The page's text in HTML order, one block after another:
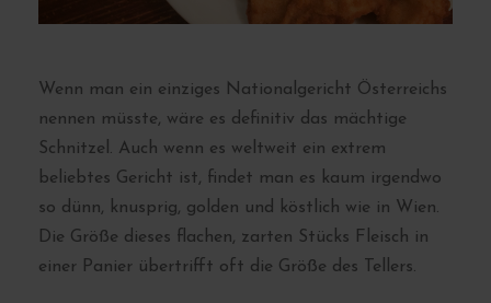
Wenn man ein einziges Nationalgericht Österreichs
nennen müsste, wäre es definitiv das mächtige
Schnitzel. Auch wenn es weltweit ein extrem
beliebtes Gericht ist, findet man es kaum irgendwo
so dünn, knusprig, golden und köstlich wie in Wien.
Die Größe dieses flachen, zarten Stücks Fleisch in
einer Panier übertrifft oft die Größe des Tellers.